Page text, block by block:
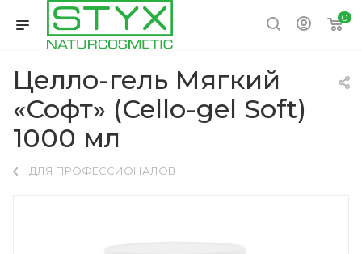
0
Целло-гель Мягкий
«Софт» (Cello-gel Soft)
1000 мл
ДЛЯ ПРОФЕССИОНАЛОВ